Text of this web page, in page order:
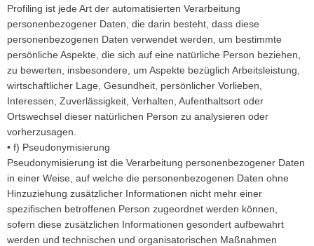
Profiling ist jede Art der automatisierten Verarbeitung
personenbezogener Daten, die darin besteht, dass diese
personenbezogenen Daten verwendet werden, um bestimmte
persönliche Aspekte, die sich auf eine natürliche Person beziehen,
zu bewerten, insbesondere, um Aspekte bezüglich Arbeitsleistung,
wirtschaftlicher Lage, Gesundheit, persönlicher Vorlieben,
Interessen, Zuverlässigkeit, Verhalten, Aufenthaltsort oder
Ortswechsel dieser natürlichen Person zu analysieren oder
vorherzusagen.
• f) Pseudonymisierung
Pseudonymisierung ist die Verarbeitung personenbezogener Daten
in einer Weise, auf welche die personenbezogenen Daten ohne
Hinzuziehung zusätzlicher Informationen nicht mehr einer
spezifischen betroffenen Person zugeordnet werden können,
sofern diese zusätzlichen Informationen gesondert aufbewahrt
werden und technischen und organisatorischen Maßnahmen